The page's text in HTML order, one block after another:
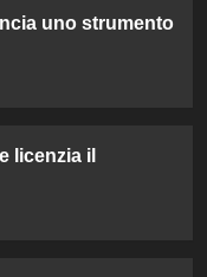
uno strumento
licenzia il